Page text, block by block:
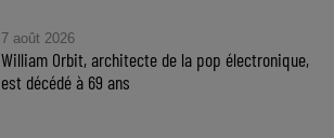
7 août 2026
William Orbit, architecte de la pop électronique,
est décédé à 69 ans